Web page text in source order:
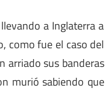
a Inglaterra a
como fue el caso del
arriado sus banderas
murió sabiendo que